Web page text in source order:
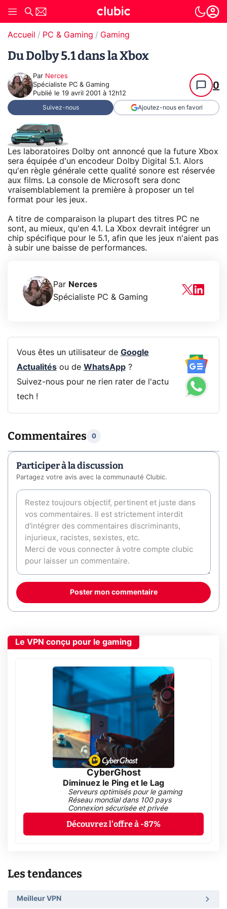
Accueil PC & Gaming Gaming
Du Dolby 5.1 dans la Xbox
Par Nerces
Spécialiste PC & Gaming
Publié le 19 avril 2001 à 12h12
0
Suivez-nous Ajoutez-nous en favori
Les laboratoires Dolby ont annoncé que la future Xbox
sera équipée d'un encodeur Dolby Digital 5.1. Alors
qu'en règle générale cette qualité sonore est réservée
aux films. La console de Microsoft sera donc
vraisemblablement la première à proposer un tel
format pour les jeux.
A titre de comparaison la plupart des titres PC ne
sont, au mieux, qu'en 4.1. La Xbox devrait intégrer un
chip spécifique pour le 5.1, afin que les jeux n'aient pas
à subir une baisse de performances.
Par Nerces
Spécialiste PC & Gaming
Vous êtes un utilisateur de Google
Actualitésou de WhatsApp?
Suivez-nous pour ne rien rater de l'actu
tech !
Commentaires 0
Participer à la discussion
Partagez votre avis avec la communauté Clubic.
Poster mon commentaire
Le VPN conçu pour le gaming
CyberGhost
Diminuez le Ping et le Lag
Serveurs optimisés pour le gaming
Réseau mondial dans 100 pays
Connexion sécurisée et privée
Découvrez l'offre à -87%
Les tendances
Meilleur VPN